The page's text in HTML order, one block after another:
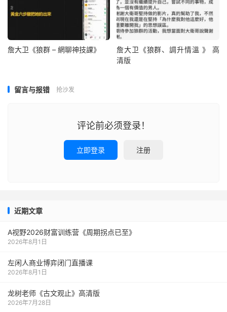
詹大卫《狼群 – 網聊神技課》
詹大卫《狼群、調升情‬溫 》 高
清版
留言与报错 抢沙发
评论前必须登录！
立即登录 注册
近期文章
A视野2026财富训练营《周期拐点已至》
2026年8月1日
左闲人商业博弈闭门直播课
2026年8月1日
龙树老师《古文观止》高清版
2026年7月28日